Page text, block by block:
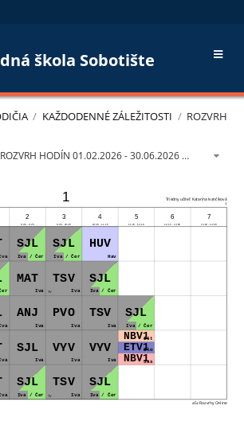
škola Sobotište
/ KAŽDODENNÉ ZÁLEŽITOSTI / ROZVRH
ROZVRH HODÍN 01.02.2026 - 30.06.2026 (01. 02. - 30. 06. 2026)
1
2
8:40 - 9:25
3
9:35 - 10:20
4
10:30 - 11:15
5
11:25 - 12:10
6
12:15 - 13:00
7
13:20 - 14:00
HUV
Hav
SJL
Iva / Čer
SJL
Iva / Čer
MAT
Iva
TSV
Iva
TV
SJL
Iva / Čer
ANJ
Iva
PVO
Iva
TSV
Iva
SJL
Iva / Čer
NBV1Išt
ETV1Slo
VYV
Iva
VYV
Iva NBV1Jas
SJL
Iva
TSV
Iva
TV
SJL
Iva / Čer
SJL
Iva / Čer
1
Triedny učiteľ: Katarína Ivančíková
aSc Rozvrhy Online